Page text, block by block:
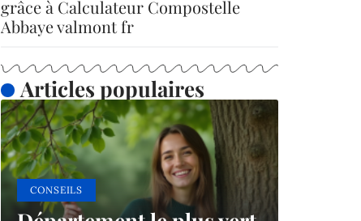
grâce à Calculateur Compostelle
Abbaye valmont fr
Articles populaires
CONSEILS